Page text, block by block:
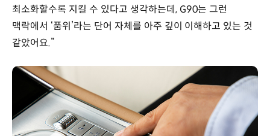
최소화할수록 지킬 수 있다고 생각하는데, G90는 그런
맥락에서 ‘품위’라는 단어 자체를 아주 깊이 이해하고 있는 것
같았어요.”